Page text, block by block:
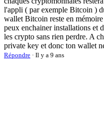
l'appli ( par exemple Bitcoin )
wallet Bitcoin reste en
peux enchainer installations et
les crypto sans rien perdre. A
private key et donc ton wallet
Répondre · Il y a 9 ans